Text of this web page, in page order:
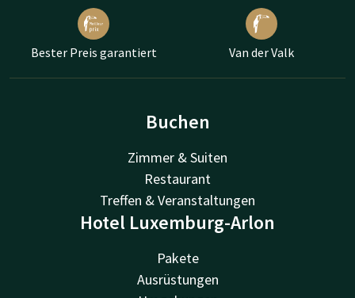
Bester Preis garantiert Van der Valk
Buchen
Zimmer & Suiten
Restaurant
Treffen & Veranstaltungen
Hotel Luxemburg-Arlon
Pakete
Ausrüstungen